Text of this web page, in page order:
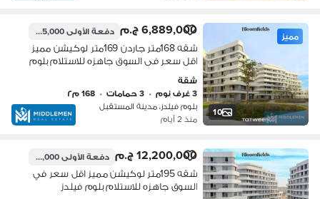
10
مميز 6,889,000 ج.م دفعة الأولى6,245,000 ج.م
شقه 168متر جاردن 169متر لوكيشن مميز
اقل سعر فى السوق جاهزه للاستلام بلوم
فيلدز مستقبل سيتى بجوار مدينتى و هاب
تاون حسن علام Bloomfield's
شقة
3 غرف نوم
• 3 حمامات • 168 م٢
بلوم فيلدز، مدينة المستقبل
منذ 2 أيام
12,200,000 ج.م دفعة الأولى10,300,000 ج.م
شقه 195متر لوكيشن مميز اقل سعر في
السوق جاهزه للاستلام بلوم فيلدز